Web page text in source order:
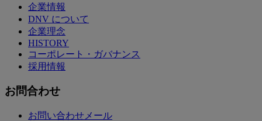
企業情報
DNV について
企業理念
HISTORY
コーポレート・ガバナンス
採用情報
お問合わせ
お問い合わせメール